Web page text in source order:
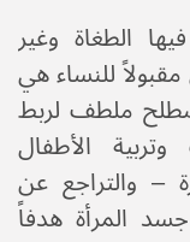
الطغاة وغير
للنساء هي
ملطف لربط
الأطفال
– والتراجع عن
المرأة هدفاً